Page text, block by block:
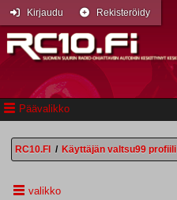
Päävalikko
Kirjaudu Rekisteröidy
RC10.FI / Käyttäjän valtsu99 profiili
valikko